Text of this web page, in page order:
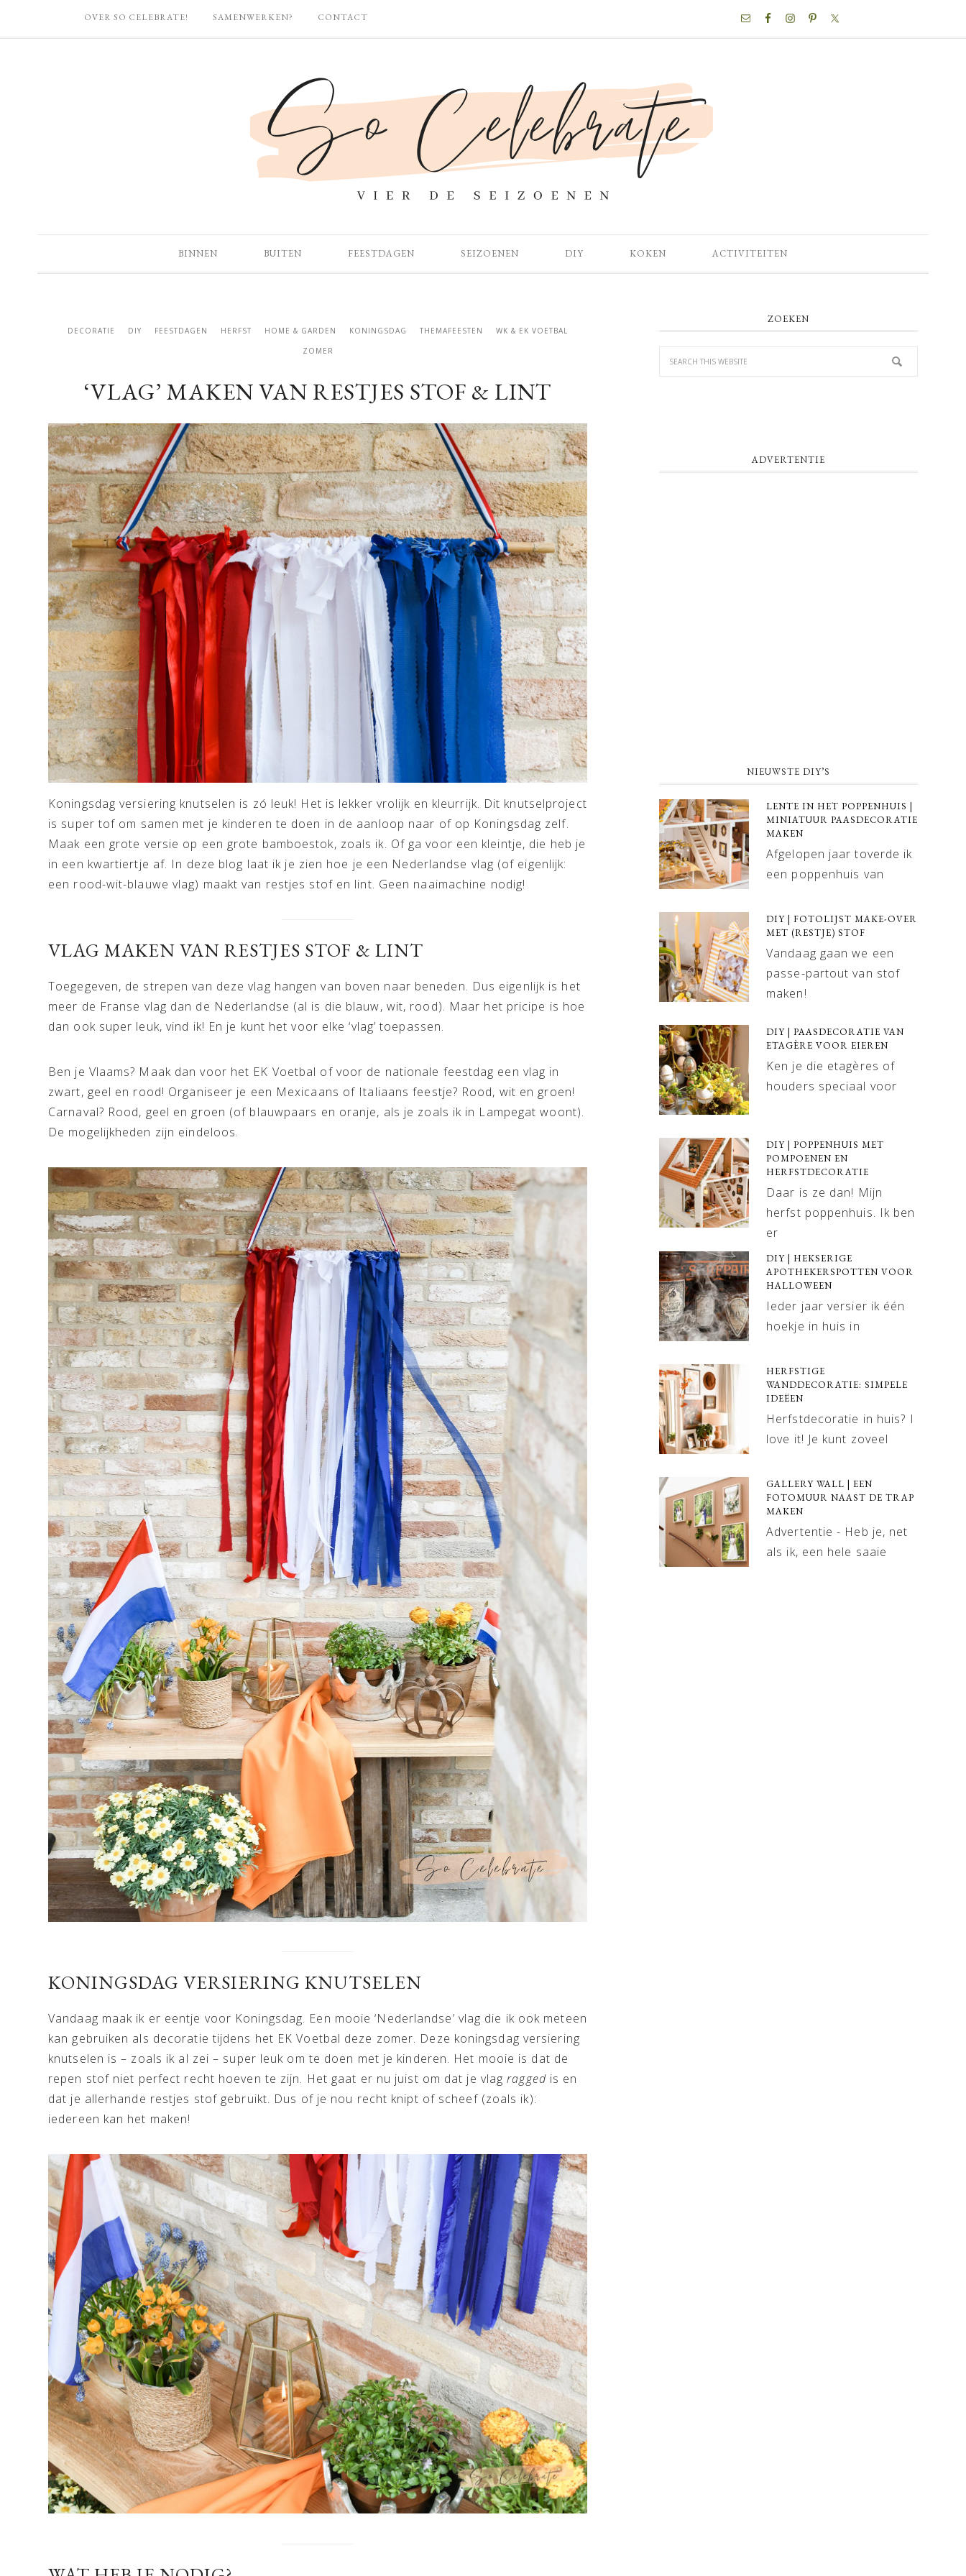
OVER SO CELEBRATE! SAMENWERKEN? CONTACT
BINNEN BUITEN FEESTDAGEN SEIZOENEN DIY KOKEN ACTIVITEITEN
DECORATIE DIY FEESTDAGEN HERFST HOME & GARDEN KONINGSDAG THEMAFEESTEN
WK & EK VOETBAL
ZOMER
‘VLAG’ MAKEN VAN RESTJES STOF & LINT
Koningsdag versiering knutselen is zó leuk! Het is lekker vrolijk en kleurrijk. Dit knutselproject
is super tof om samen met je kinderen te doen in de aanloop naar of op Koningsdag zelf.
Maak een grote versie op een grote bamboestok, zoals ik. Of ga voor een kleintje, die heb je
in een kwartiertje af. In deze blog laat ik je zien hoe je een Nederlandse vlag (of eigenlijk:
een rood-wit-blauwe vlag) maakt van restjes stof en lint. Geen naaimachine nodig!
VLAG MAKEN VAN RESTJES STOF & LINT
Toegegeven, de strepen van deze vlag hangen van boven naar beneden. Dus eigenlijk is het
meer de Franse vlag dan de Nederlandse (al is die blauw, wit, rood). Maar het pricipe is hoe
dan ook super leuk, vind ik! En je kunt het voor elke ‘vlag’ toepassen.
Ben je Vlaams? Maak dan voor het EK Voetbal of voor de nationale feestdag een vlag in
zwart, geel en rood! Organiseer je een Mexicaans of Italiaans feestje? Rood, wit en groen!
Carnaval? Rood, geel en groen (of blauwpaars en oranje, als je zoals ik in Lampegat woont).
De mogelijkheden zijn eindeloos.
KONINGSDAG VERSIERING KNUTSELEN
Vandaag maak ik er eentje voor Koningsdag. Een mooie ‘Nederlandse’ vlag die ik ook meteen
kan gebruiken als decoratie tijdens het EK Voetbal deze zomer. Deze koningsdag versiering
knutselen is – zoals ik al zei – super leuk om te doen met je kinderen. Het mooie is dat de
repen stof niet perfect recht hoeven te zijn. Het gaat er nu juist om dat je vlagragged is en
dat je allerhande restjes stof gebruikt. Dus of je nou recht knipt of scheef (zoals ik):
iedereen kan het maken!
ZOEKEN
ADVERTENTIE
NIEUWSTE DIY’S
LENTE IN HET POPPENHUIS |
MINIATUUR PAASDECORATIE
MAKEN
Afgelopen jaar toverde ik
een poppenhuis van
DIY | FOTOLIJST MAKE-OVER
MET (RESTJE) STOF
Vandaag gaan we een
passe-partout van stof
maken!
DIY | PAASDECORATIE VAN
ETAGÈRE VOOR EIEREN
Ken je die etagères of
houders speciaal voor
DIY | POPPENHUIS MET
POMPOENEN EN
HERFSTDECORATIE
Daar is ze dan! Mijn
herfst poppenhuis. Ik ben
er
DIY | HEKSERIGE
APOTHEKERSPOTTEN VOOR
HALLOWEEN
Ieder jaar versier ik één
hoekje in huis in
HERFSTIGE
WANDDECORATIE: SIMPELE
IDEËEN
Herfstdecoratie in huis? I
love it! Je kunt zoveel
GALLERY WALL | EEN
FOTOMUUR NAAST DE TRAP
MAKEN
Advertentie - Heb je, net
als ik, een hele saaie